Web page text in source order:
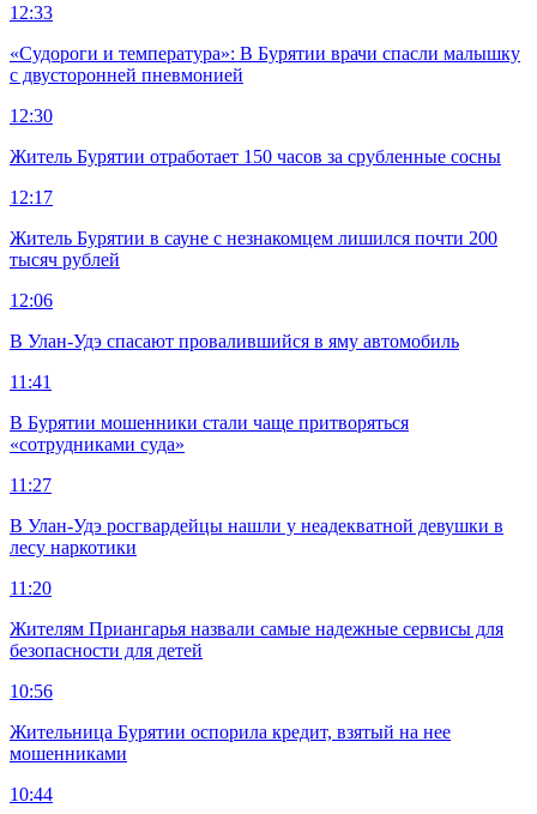
12:33
«Судороги и температура»: В Бурятии врачи спасли малышку
с двусторонней пневмонией
12:30
Житель Бурятии отработает 150 часов за срубленные сосны
12:17
Житель Бурятии в сауне с незнакомцем лишился почти 200
тысяч рублей
12:06
В Улан-Удэ спасают провалившийся в яму автомобиль
11:41
В Бурятии мошенники стали чаще притворяться
«сотрудниками суда»
11:27
В Улан-Удэ росгвардейцы нашли у неадекватной девушки в
лесу наркотики
11:20
Жителям Приангарья назвали самые надежные сервисы для
безопасности для детей
10:56
Жительница Бурятии оспорила кредит, взятый на нее
мошенниками
10:44